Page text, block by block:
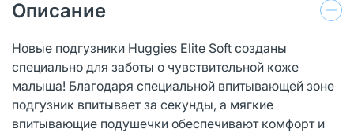
Описание
Новые подгузники Huggies Elite Soft созданы
специально для заботы о чувствительной коже
малыша! Благодаря специальной впитывающей зоне
подгузник впитывает за секунды, а мягкие
впитывающие подушечки обеспечивают комфорт и